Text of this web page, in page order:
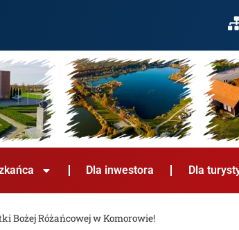
Dla inwestora Dla
Bożej Różańcowej w Komorowie!